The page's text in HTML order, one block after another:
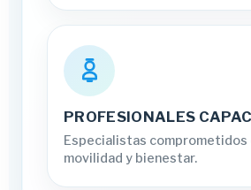
PROFESIONALES
Especialistas comprometidos
movilidad y bienestar.